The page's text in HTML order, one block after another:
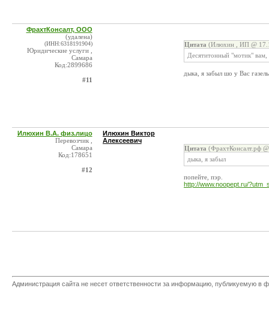
ФрахтКонсалт, ООО
(удалена)
(ИНН:6318191904)
Юридические услуги ,
Самара
Код:2899686
#11
Цитата (Илюхин , ИП @
Десятитонный "мотик" вам,
дыка, я забыл шо у Вас
Илюхин В.А. физ.лицо
Перевозчик ,
Самара
Код:178651
#12
Илюхин Виктор
Алексеевич
Цитата (ФрахтКонсалт.рф
дыка, я забыл
попейте, пэр.
http://www.noopept.ru/
Администрация сайта не несет ответственности за информацию, публикуемую